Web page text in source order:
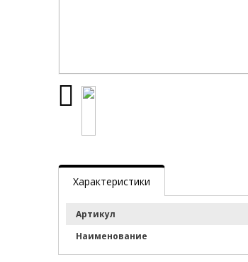
Характеристики
Артикул
Наименование